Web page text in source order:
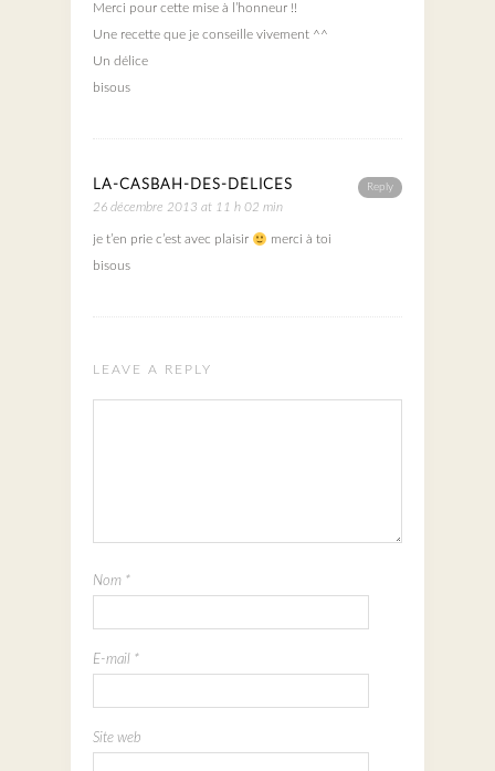
Merci pour cette mise à l’honneur !!
Une recette que je conseille vivement ^^
Un délice
bisous
Reply
LA-CASBAH-DES-DÉLICES
26 décembre 2013 at 11 h 02 min
je t’en prie c’est avec plaisir
merci à toi
bisous
LEAVE A REPLY
Nom *
E-mail *
Site web